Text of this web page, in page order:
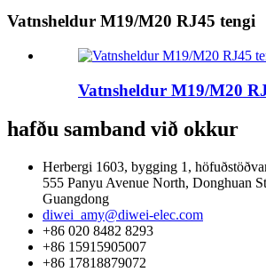
Vatnsheldur M19/M20 RJ45 tengi
Vatnsheldur M19/M20
hafðu samband við okkur
Herbergi 1603, bygging 1,
555 Panyu Avenue North, Donghuan
Guangdong
diwei_amy@diwei-elec.com
+86 020 8482 8293
+86 15915905007
+86 17818879072